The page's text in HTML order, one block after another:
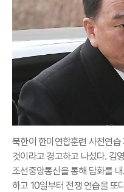
북한이 한미연합훈련 사전연
것이라고 경고하고 나섰다. 김
조선중앙통신을 통해 담화를
하고 10일부터 전쟁 연습을 또